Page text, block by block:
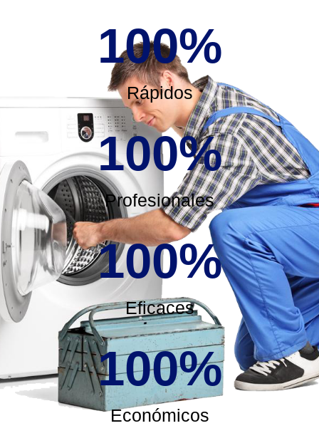
Rápidos
100%
Profesionales
100%
Eficaces
100%
Económicos
100%